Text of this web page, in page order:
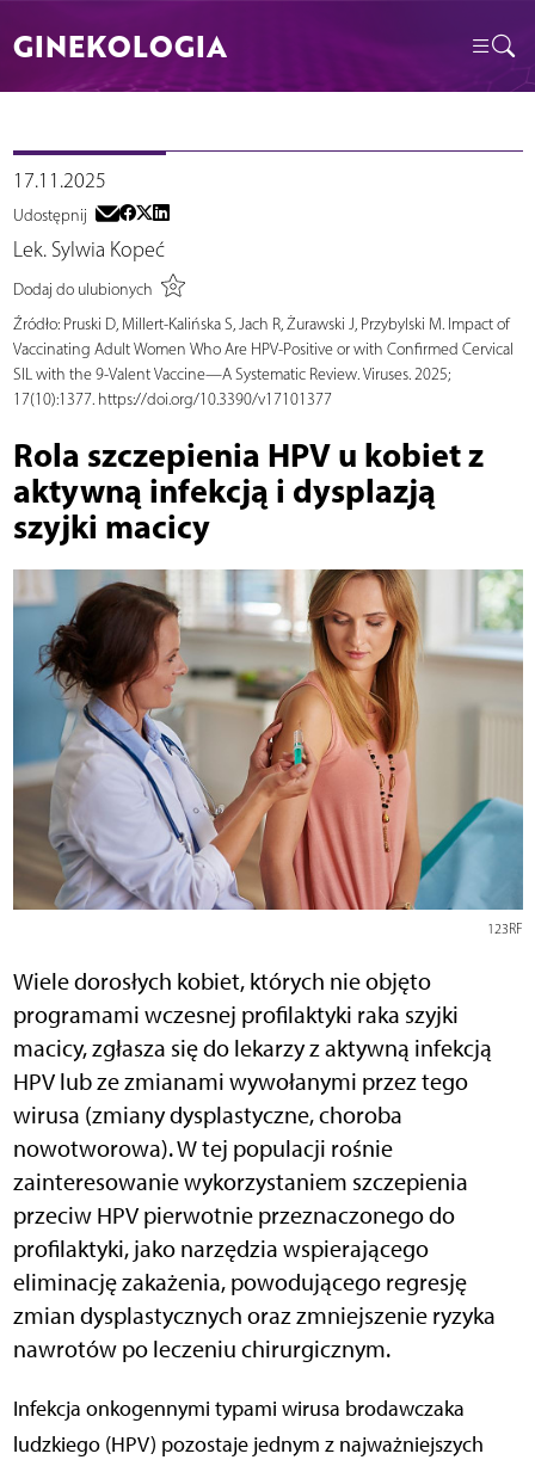
GINEKOLOGIA
17.11.2025
Udostępnij
Lek. Sylwia Kopeć
Dodaj do ulubionych
Źródło:Pruski D, Millert-Kalińska S, Jach R, Żurawski J, Przybylski M. Impact of
Vaccinating Adult Women Who Are HPV-Positive or with Confirmed Cervical
SIL with the 9-Valent Vaccine—A Systematic Review. Viruses. 2025;
17(10):1377. https://doi.org/10.3390/v17101377
Rola szczepienia HPV u kobiet z
aktywną infekcją i dysplazją
szyjki macicy
123RF
Wiele dorosłych kobiet, których nie objęto
programami wczesnej profilaktyki raka szyjki
macicy, zgłasza się do lekarzy z aktywną infekcją
HPV lub ze zmianami wywołanymi przez tego
wirusa (zmiany dysplastyczne, choroba
nowotworowa). W tej populacji rośnie
zainteresowanie wykorzystaniem szczepienia
przeciw HPV pierwotnie przeznaczonego do
profilaktyki, jako narzędzia wspierającego
eliminację zakażenia, powodującego regresję
zmian dysplastycznych oraz zmniejszenie ryzyka
nawrotów po leczeniu chirurgicznym.
Infekcja onkogennymi typami wirusa brodawczaka
ludzkiego (HPV) pozostaje jednym z najważniejszych